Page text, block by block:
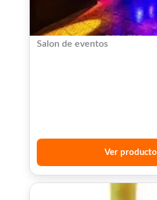
Salon de eventos
Ver producto